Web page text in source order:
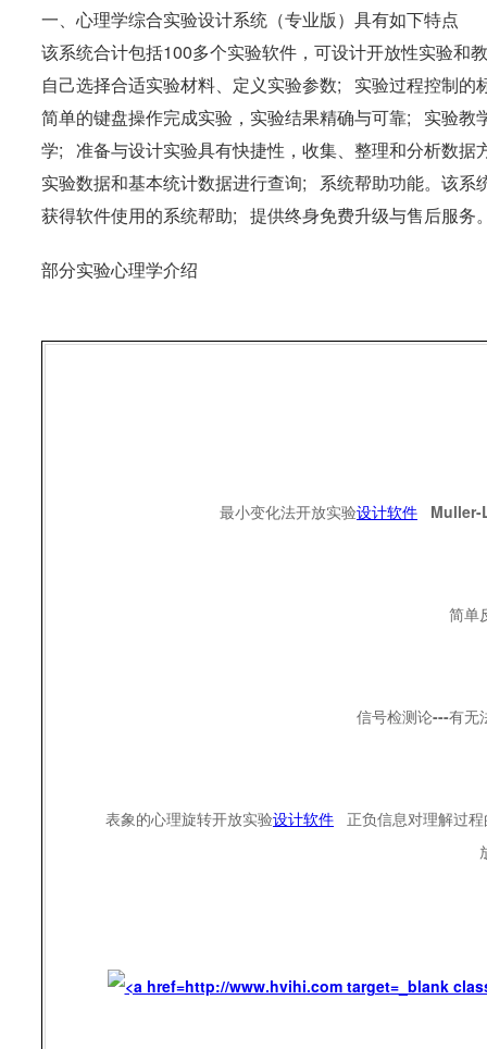
一、心理学综合实验设计系统（专业版）具有如下特点
该系统合计包括100多个实验软件，可设计开放性实验
自己选择合适实验材料、定义实验参数; 实验过程控制
简单的键盘操作完成实验，实验结果精确与可靠; 实验教
学; 准备与设计实验具有快捷性，收集、整理和分析数
实验数据和基本统计数据进行查询; 系统帮助功能。该
获得软件使用的系统帮助; 提供终身免费升级与售后服务
部分实验心理学介绍
最小变化法开放实验设计软件 Muller-
简单
信号检测论---有无
表象的心理旋转开放实验设计软件
正负信息对理解过